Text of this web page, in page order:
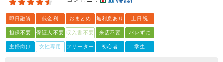
即日融資 低金利 おまとめ 無利息あり 土日祝
担保不要 保証人不要 収入書不要 来店不要 バレずに
主婦向け 女性専用 フリーター 初心者 学生